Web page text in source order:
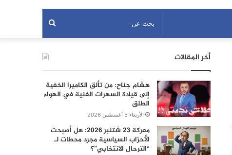
بحث
عن أخر المقالات
هشام جناح: من تألق الكاميرا الخفية
إلى قيادة السهرات الفنية في الهواء
الطلق
الأربعاء 5 أغسطس 2026
معركة 23 شتنبر 2026: هل أصبحت
الأحزاب السياسية مجرد محطات لـ
“الترحال الانتخابي”؟